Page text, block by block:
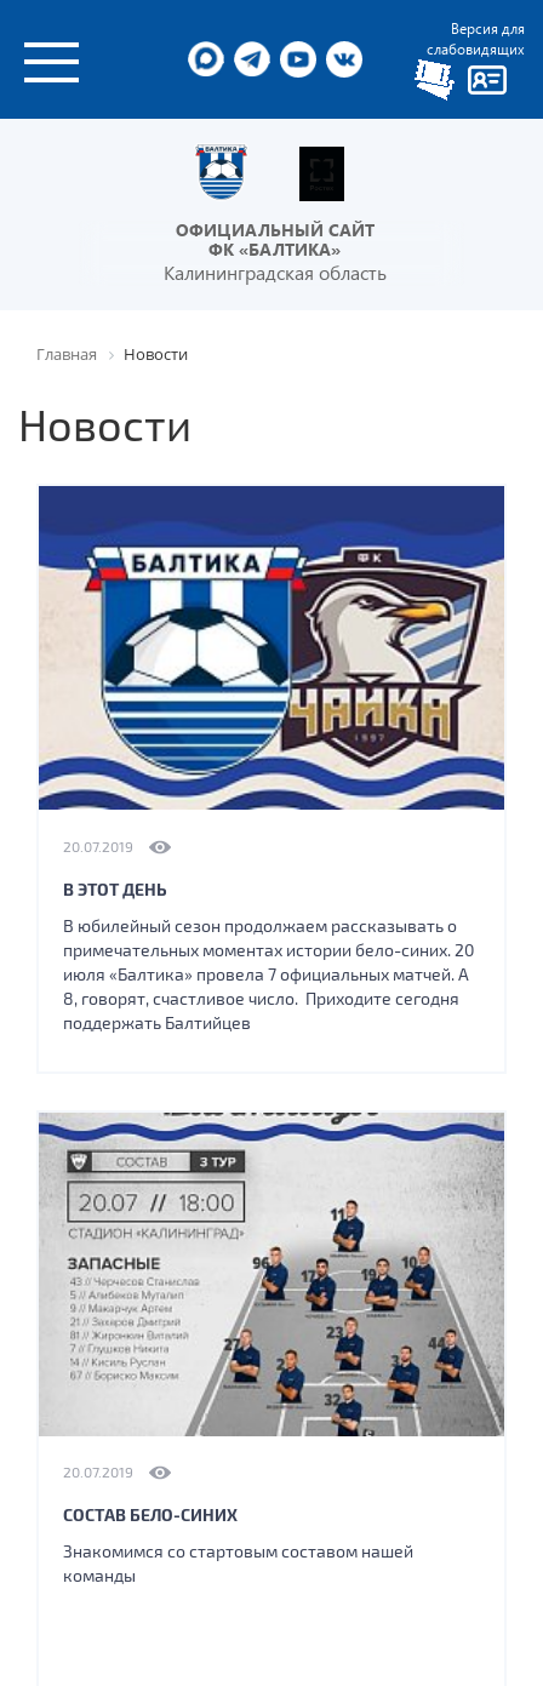
Версия для
слабовидящих
ОФИЦИАЛЬНЫЙ САЙТ
ФК «БАЛТИКА»
Калининградская область
Главная Новости
Новости
20.07.2019
В ЭТОТ ДЕНЬ
В юбилейный сезон продолжаем рассказывать о
примечательных моментах истории бело-синих. 20
июля «Балтика» провела 7 официальных матчей. А
8, говорят, счастливое число. Приходите сегодня
поддержать Балтийцев
20.07.2019
СОСТАВ БЕЛО-СИНИХ
Знакомимся со стартовым составом нашей
команды